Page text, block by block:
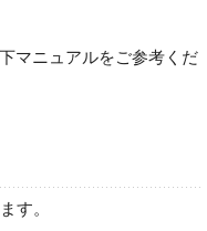
マニュアルをご参考くだ
す。